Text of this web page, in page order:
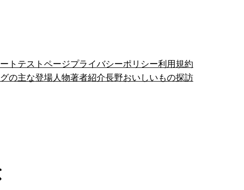
ト テストページプライバシーポリシー利用規約
の主な登場人物著者紹介長野おいしいもの探訪